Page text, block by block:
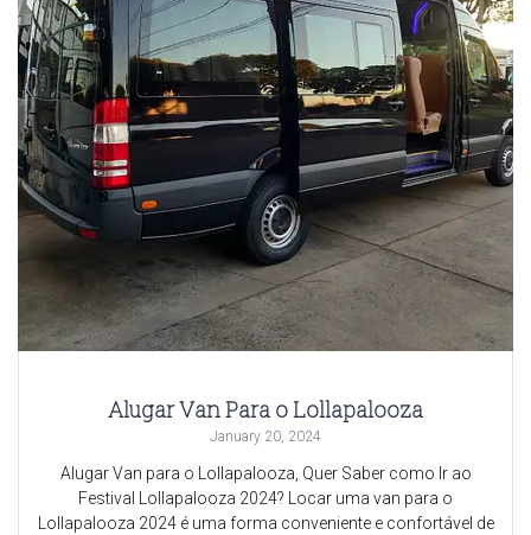
Alugar Van Para o Lollapalooza
January 20, 2024
Alugar Van para o Lollapalooza, Quer Saber como Ir ao
Festival Lollapalooza 2024? Locar uma van para o
Lollapalooza 2024 é uma forma conveniente e confortável de